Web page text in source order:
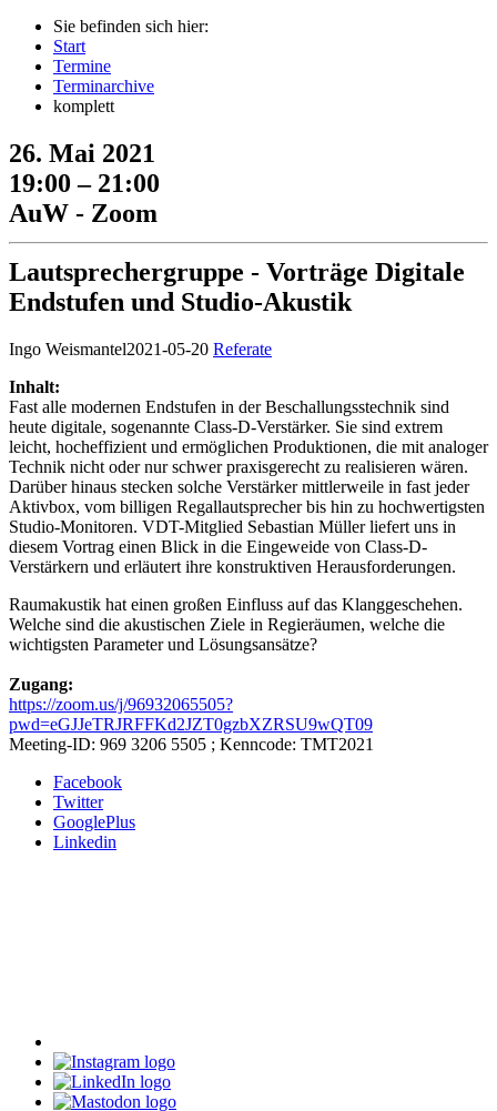
Sie befinden sich hier:
Start
Termine
Terminarchive
komplett
26. Mai 2021
19:00 – 21:00
AuW - Zoom
Lautsprechergruppe - Vorträge Digitale
Endstufen und Studio-Akustik
Ingo Weismantel2021-05-20 Referate
Inhalt:
Fast alle modernen Endstufen in der Beschallungsstechnik sind
heute digitale, sogenannte Class-D-Verstärker. Sie sind extrem
leicht, hocheffizient und ermöglichen Produktionen, die mit analoger
Technik nicht oder nur schwer praxisgerecht zu realisieren wären.
Darüber hinaus stecken solche Verstärker mittlerweile in fast jeder
Aktivbox, vom billigen Regallautsprecher bis hin zu hochwertigsten
Studio-Monitoren. VDT-Mitglied Sebastian Müller liefert uns in
diesem Vortrag einen Blick in die Eingeweide von Class-D-
Verstärkern und erläutert ihre konstruktiven Herausforderungen.
Raumakustik hat einen großen Einfluss auf das Klanggeschehen.
Welche sind die akustischen Ziele in Regieräumen, welche die
wichtigsten Parameter und Lösungsansätze?
Zugang:
https://zoom.us/j/96932065505?
pwd=eGJJeTRJRFFKd2JZT0gzbXZRSU9wQT09
Meeting-ID: 969 3206 5505 ; Kenncode: TMT2021
Facebook
Twitter
GooglePlus
Linkedin